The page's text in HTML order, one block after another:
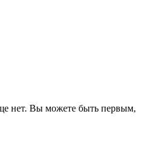
нет. Вы можете быть первым,